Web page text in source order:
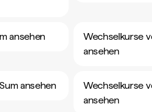
ansehen
Wechselkurse
ansehen
ansehen
Wechselkurse
ansehen